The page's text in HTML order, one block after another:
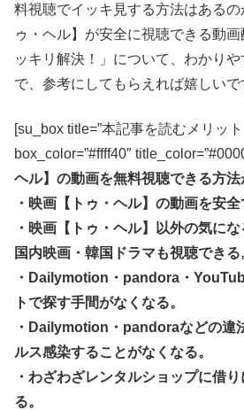
料視聴でイッキ見する方法はあるの
ゥ・ヘル】が安全に視聴できる動
ッキリ解決！」について、わかり
で、参考にしてもらえれば嬉しいで
[su_box title=”本記事を読むメリット
box_color=”#ffff40″
ヘル】の動画を無料視聴できる方法
・映画【トゥ・ヘル】の動画を安全
・映画【トゥ・ヘル】以外の気に
国内映画・韓国ドラマも視聴できる
・Dailymotion・pandora・
トで探す手間がなくなる。
・Dailymotion・pandoraなどの違
ルス感染することがなくなる。
・わざわざレンタルショップに借
る。